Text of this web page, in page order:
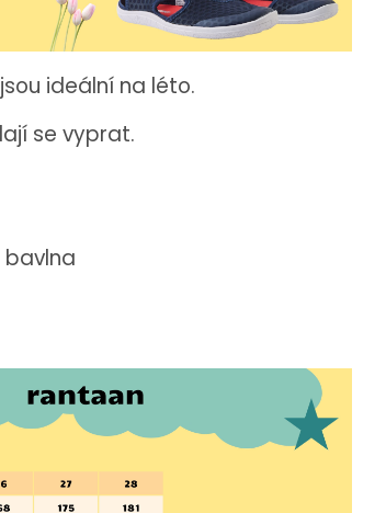
ideální na léto.
se vyprat.
bavlna